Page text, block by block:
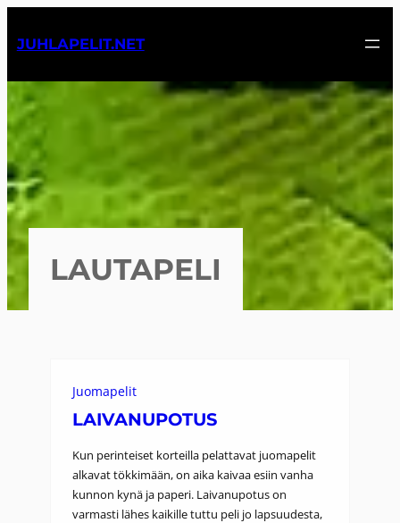
sisältöön
JUHLAPELIT.NET
LAUTAPELI
Juomapelit
LAIVANUPOTUS
Kun perinteiset korteilla pelattavat juomapelit
alkavat tökkimään, on aika kaivaa esiin vanha
kunnon kynä ja paperi. Laivanupotus on
varmasti lähes kaikille tuttu peli jo lapsuudesta,